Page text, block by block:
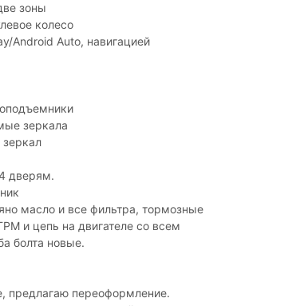
зоны
колесо
Android Auto, навигацией
зеркала
дверям.
масло и все фильтра, тормозные
и цепь на двигателе со всем
болта новые.
предлагаю переоформление.